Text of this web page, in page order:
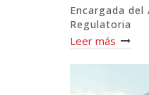
Encargada
Regulatoria
Leer más